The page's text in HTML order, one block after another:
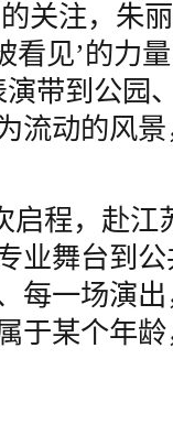
关注，朱
看见’的力
带到公园
流动的风
启程，赴江
业舞台到
每一场演
于某个年